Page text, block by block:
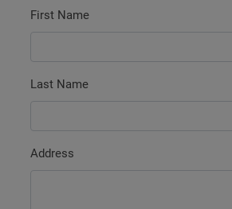
First Name
Last Name
Address